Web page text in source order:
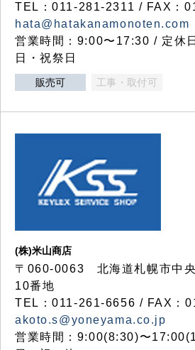
TEL：011-281-2311 / FAX：
hata@hatakanamonoten.com
営業時間：9:00〜17:30 / 定休
日・祝祭日
販売可 工事・取付可
(株)米山商店
〒060-0063 北海道札幌市中央
10番地
TEL：011-261-6656 / FAX：
akoto.s@yoneyama.co.jp
営業時間：9:00(8:30)〜